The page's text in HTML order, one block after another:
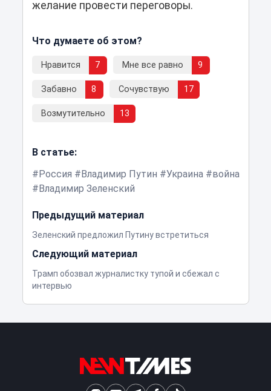
желание провести переговоры.
Что думаете об этом?
Нравится 7 Мне все равно 9
Забавно 8 Сочувствую 17
Возмутительно 13
В статье:
Россия
Владимир Путин Украина
война
Владимир Зеленский
Предыдущий материал
Зеленский предложил Путину встретиться
Следующий материал
Трамп обозвал журналистку тупой и сбежал с
интервью